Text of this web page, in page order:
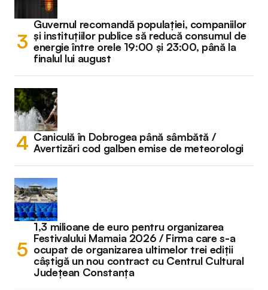
Guvernul recomandă populației, companiilor
și instituțiilor publice să reducă consumul de
energie între orele 19:00 și 23:00, până la
finalul lui august
Caniculă în Dobrogea până sâmbătă /
Avertizări cod galben emise de meteorologi
1,3 milioane de euro pentru organizarea
Festivalului Mamaia 2026 / Firma care s-a
ocupat de organizarea ultimelor trei ediții
câștigă un nou contract cu Centrul Cultural
Județean Constanța